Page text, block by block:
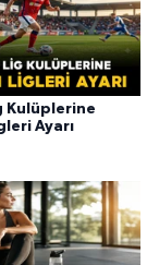
Kulüplerine
Ayarı